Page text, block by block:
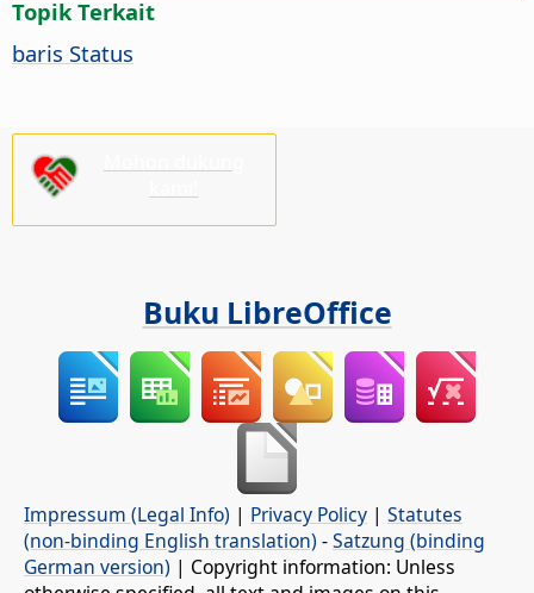
Topik Terkait
baris Status
Buku LibreOffice
Impressum (Legal Info) | Privacy Policy | Statutes
(non-binding English translation) -Satzung (binding
German version) | Copyright information: Unless